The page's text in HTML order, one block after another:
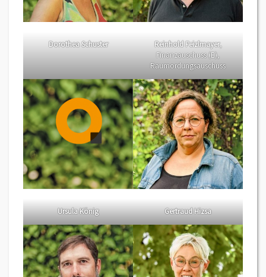
Dorothea Schuster Reinhold Feizlmayer,
Finanzauschuss (E),
Raumordungsauschuss
Ursula König Gertraud Hizsa